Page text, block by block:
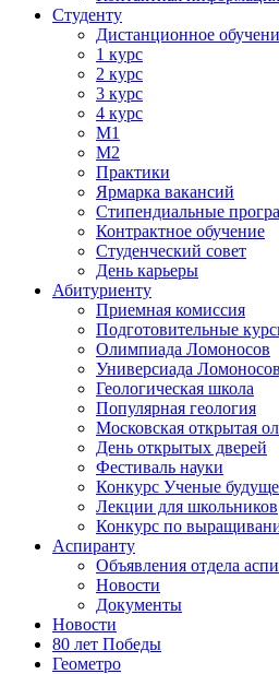
Студенту
Дистанционное
1 курс
2 курс
3 курс
4 курс
М1
М2
Практики
Ярмарка вакансий
Стипендиальные
Контрактное обучение
Студенческий совет
День карьеры
Абитуриенту
Приемная комиссия
Подготовительные
Олимпиада Ломоносов
Универсиада Ломоносов
Геологическая школа
Популярная геология
Московская открытая
День открытых дверей
Фестиваль науки
Конкурс Ученые
Лекции для школьников
Конкурс по
Аспиранту
Объявления отдела
Новости
Документы
Новости
80 лет Победы
Геометро